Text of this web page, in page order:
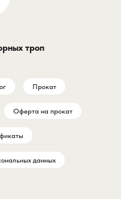
троп
Прокат
Оферта на прокат
данных